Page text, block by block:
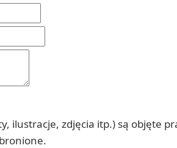
ilustracje, zdjęcia itp.) są objęte